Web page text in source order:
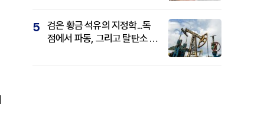
5
검은 황금 석유의 지정학...독
점에서 파동, 그리고 탈탄소 패